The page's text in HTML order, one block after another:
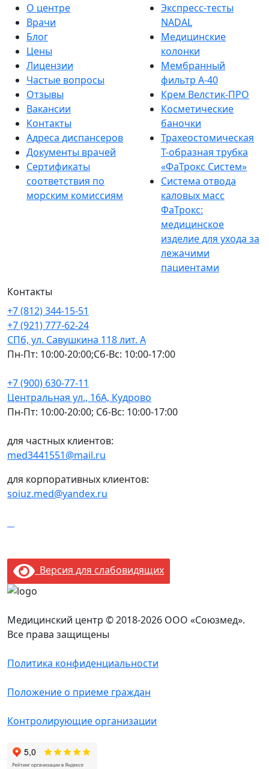
Медицинский центр © 2018-2026 ООО «Союзмед».
Все права защищены
Политика конфиденциальности
Положение о приеме граждан
Контролирующие организации
О центре
Врачи
Блог
Цены
Лицензии
Частые вопросы
Отзывы
Вакансии
Контакты
Адреса диспансеров
Документы врачей
Сертификаты
соответствия по
морским комиссиям
Экспресс-тесты
NADAL
Медицинские
колонки
Мембранный
фильтр A-40
Крем Велстик-ПРО
Косметические
баночки
Трахеостомическая
Т-образная трубка
«ФаТрокс Систем»
Система отвода
каловых масс
ФаТрокс:
медицинское
изделие для ухода за
лежачими
пациентами
Контакты
+7 (812) 344-15-51
+7 (921) 777-62-24
СПб, ул. Савушкина 118 лит. А
Пн-Пт: 10:00-20:00;Сб-Вс: 10:00-17:00
+7 (900) 630-77-11
Центральная ул., 16А, Кудрово
Пн-Пт: 10:00-20:00; Сб-Вс: 10:00-17:00
для частных клиентов:
med3441551@mail.ru
для корпоративных клиентов:
soiuz.med@yandex.ru
Версия для слабовидящих